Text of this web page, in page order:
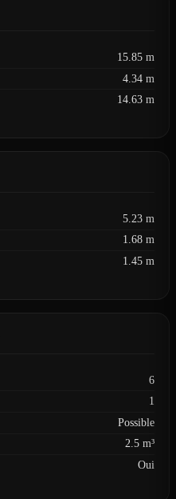
15.85 m
4.34 m
14.63 m
5.23 m
1.68 m
1.45 m
6
1
Possible
2.5 m³
Oui